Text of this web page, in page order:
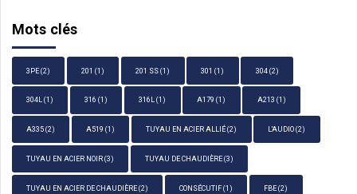
Mots clés
3PE (2) 201 (1) 201 SS (1) 301 (1) 304(2)
304L (1) 316 (1) 316L (1) A179 (1) A213 (1)
A335 (2) A519 (1) TUYAU EN ACIER ALLIÉ(2) L'AUDIO (2)
TUYAU EN ACIER NOIR (3) TUYAU DE CHAUDIÈRE(3)
TUYAU EN ACIER DE CHAUDIÈRE(2) CONSÉCUTIF (1) FBE(2)